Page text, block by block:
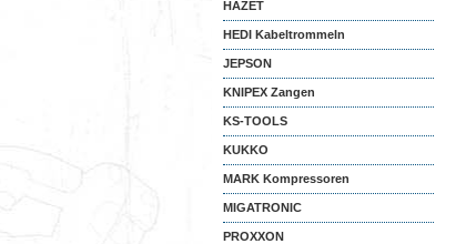
HAZET
HEDI Kabeltrommeln
JEPSON
KNIPEX Zangen
KS-TOOLS
KUKKO
MARK Kompressoren
MIGATRONIC
PROXXON